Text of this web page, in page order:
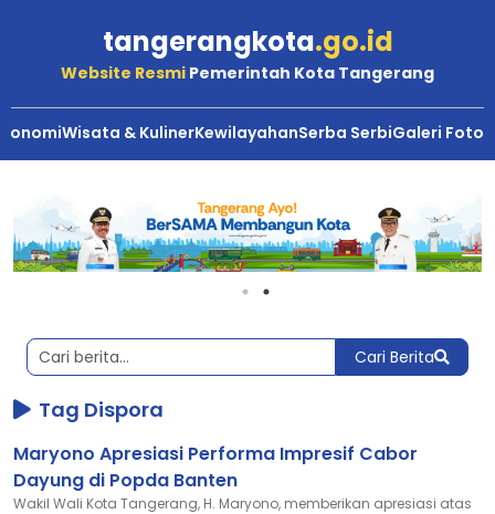
tangerangkota.go.id
Website Resmi Pemerintah Kota Tangerang
Wisata & KulinerKewilayahanSerba SerbiGaleri Foto
Kota
Tangerang
Cari Berita
Tag Dispora
Maryono Apresiasi Performa Impresif Cabor
Dayung di Popda Banten
Wakil Wali Kota Tangerang, H. Maryono, memberikan apresiasi atas